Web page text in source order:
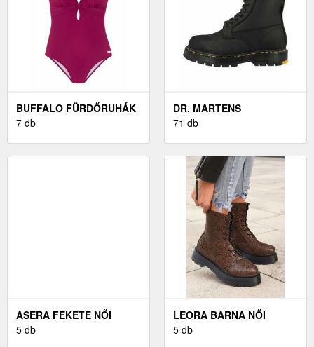
BUFFALO FÜRDŐRUHÁK
BOGYÓ
7 db
DR. MARTENS
BAKANCSOK FEKETE
71 db
ASERA FEKETE NŐI
BAKANCS
5 db
LEORA BARNA NŐI
BAKANCSOK
5 db